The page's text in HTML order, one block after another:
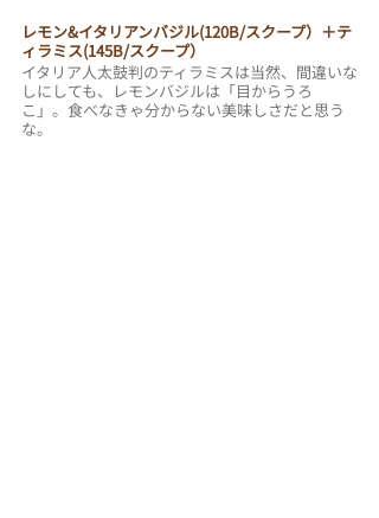
レモン&イタリアンバジル(120B/スクープ）＋テ
ィラミス(145B/スクープ）
イタリア人太鼓判のティラミスは当然、間違いな
しにしても、レモンバジルは「目からうろ
こ」。食べなきゃ分からない美味しさだと思う
な。